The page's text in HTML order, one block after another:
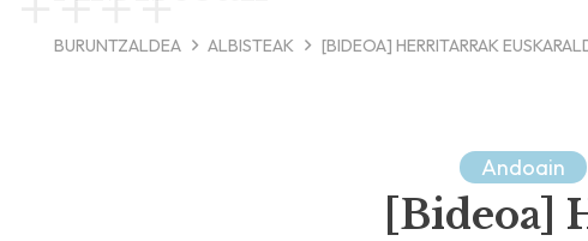
BURUNTZALDEA ALBISTEAK [BIDEOA] HERRITARRAK
Andoain
[Bideoa]